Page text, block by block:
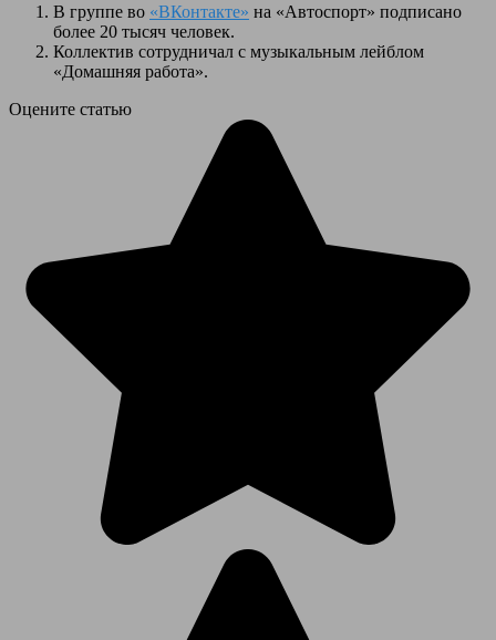
В группе во «ВКонтакте» на «Автоспорт» подписано
более 20 тысяч человек.
Коллектив сотрудничал с музыкальным лейблом
«Домашняя работа».
Оцените статью